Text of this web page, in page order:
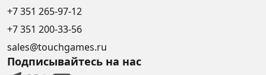
+7 351 265-97-12
+7 351 200-33-56
sales@touchgames.ru
Подписывайтесь на нас